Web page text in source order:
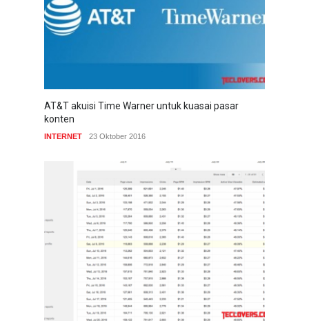
AT&T akuisi Time Warner untuk kuasai pasar
konten
INTERNET 23 Oktober 2016